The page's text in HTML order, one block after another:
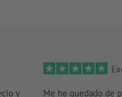
y
Me he quedado de